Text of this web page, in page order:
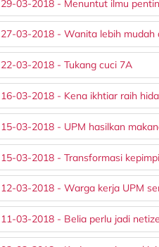
29-03-2018 - Menuntut ilmu
27-03-2018 - Wanita lebih mudah
22-03-2018 - Tukang cuci 7A
16-03-2018 - Kena ikhtiar raih
15-03-2018 - UPM hasilkan
15-03-2018 - Transformasi
12-03-2018 - Warga kerja UPM
11-03-2018 - Belia perlu jadi